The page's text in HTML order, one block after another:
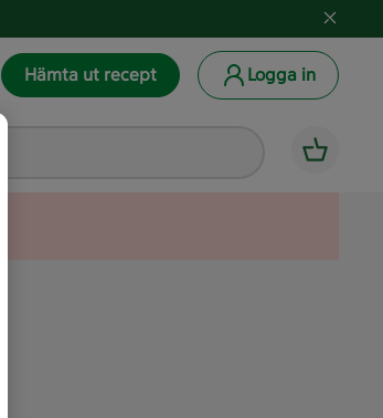
Hämta ut recept Logga in